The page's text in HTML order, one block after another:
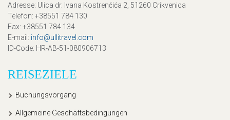
Adresse: Ulica dr. Ivana Kostrenčića 2, 51260 Crikvenica
Telefon: +38551 784 130
Fax: +38551 784 134
E-mail : info@ullitravel.com
ID-Code: HR-AB-51-080906713
REISEZIELE
Buchungsvorgang
Allgemeine Geschäftsbedingungen